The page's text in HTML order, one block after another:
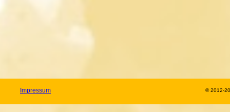
© 2012-
Impressum